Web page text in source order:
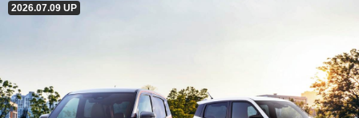
2026.07.09 UP